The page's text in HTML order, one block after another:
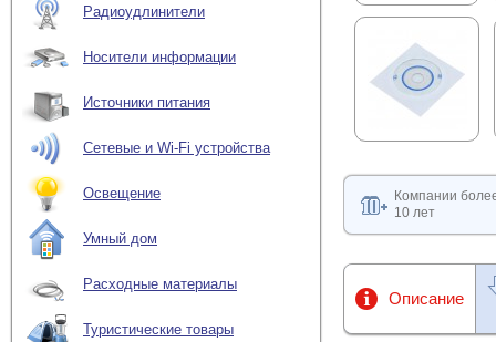
Радиоудлинители
Носители информации
Источники питания
Сетевые и Wi-Fi устройства
Освещение
Умный дом
Расходные материалы
Туристические товары
Компании
10 лет
Описание